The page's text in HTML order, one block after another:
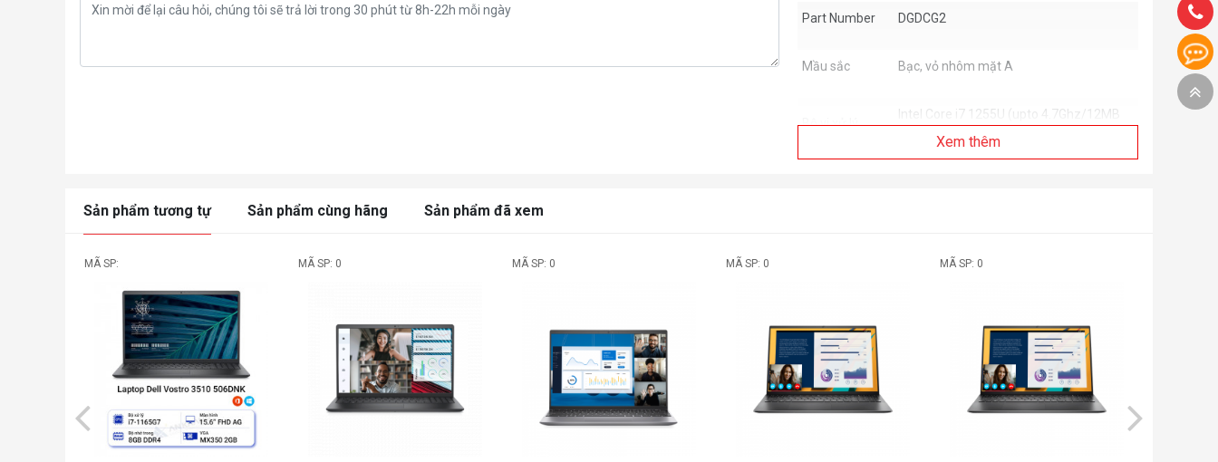
Part Number DGDCG2
Mầu sắc Bạc, vỏ nhôm mặt A
Bộ vi xử lý
Intel Core i7 1255U (upto 4.7Ghz/12MB
cache)
Dung lượng tối
đa
VGA
Intel UHD Graphic (kich hoạt Iris XE khi
chạy ram kênh đôi)
Xem thêm
Sản phẩm tương tự Sản phẩm cùng hãng Sản phẩm đã xem
MÃ SP: MÃ SP: 0 MÃ SP: 0 MÃ SP: 0 MÃ SP: 0